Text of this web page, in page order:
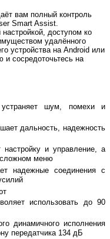
вам полный контроль
Smart Assist.
доступом ко
удалённого
устройства на Android или
и сосредоточьтесь на
устраняет шум, помехи и
дальность, надежность
и управление, а
сложном меню
надежные соединения с
использовать до 90
динамичного исполнения
передатчика 134 дБ